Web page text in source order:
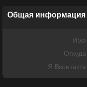
Общая информация
Имя
Откуда
Я Вконтакте